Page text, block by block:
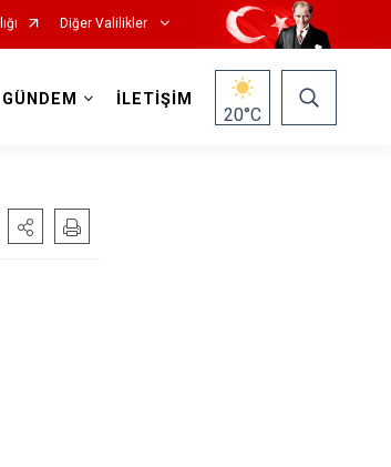
Diğer Valilikler
GÜNDEM İLETİŞİM
20°C